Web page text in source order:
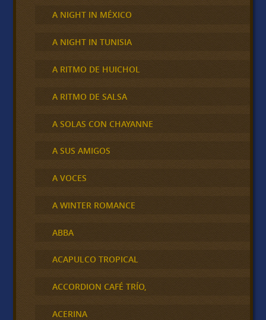
A NIGHT IN MÉXICO
A NIGHT IN TUNISIA
A RITMO DE HUICHOL
A RITMO DE SALSA
A SOLAS CON CHAYANNE
A SUS AMIGOS
A VOCES
A WINTER ROMANCE
ABBA
ACAPULCO TROPICAL
ACCORDION CAFÉ TRÍO,
ACERINA